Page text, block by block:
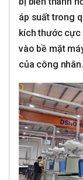
áp suất trong
kích thước cực
vào bề mặt
của công nhân.